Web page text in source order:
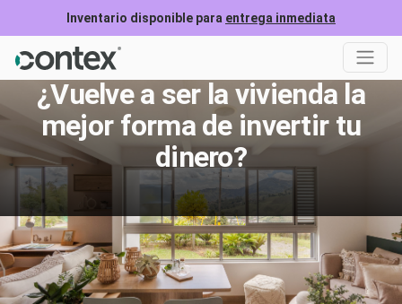
Inventario disponible para entrega inmediata
¿Vuelve a ser la vivienda la
mejor forma de invertir tu
dinero?